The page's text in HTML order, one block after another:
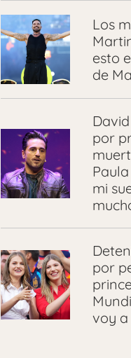
Los
esto
de
por
mi
por
voy a